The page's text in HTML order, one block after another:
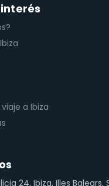
a Ibiza
24, Ibiza, Illes Balears,